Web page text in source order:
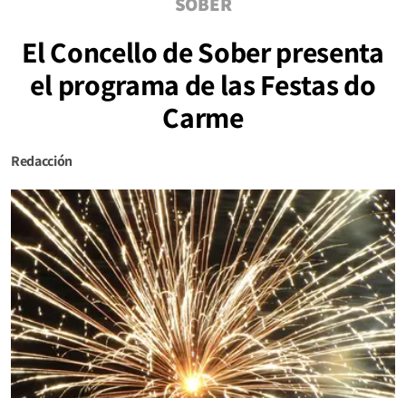
El Concello de Sober presenta
el programa de las Festas do
Carme
Redacción